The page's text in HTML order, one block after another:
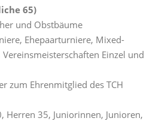
65)
und Obstbäume
Ehepaarturniere, Mixed-
Einzel und
zum Ehrenmitglied des TCH
Herren 35, Juniorinnen, Junioren,